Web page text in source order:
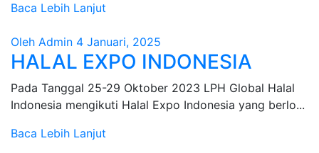
Baca Lebih Lanjut
Oleh Admin 4 Januari, 2025
HALAL EXPO INDONESIA
Pada Tanggal 25-29 Oktober 2023 LPH Global Halal
Indonesia mengikuti Halal Expo Indonesia yang berlo...
Baca Lebih Lanjut